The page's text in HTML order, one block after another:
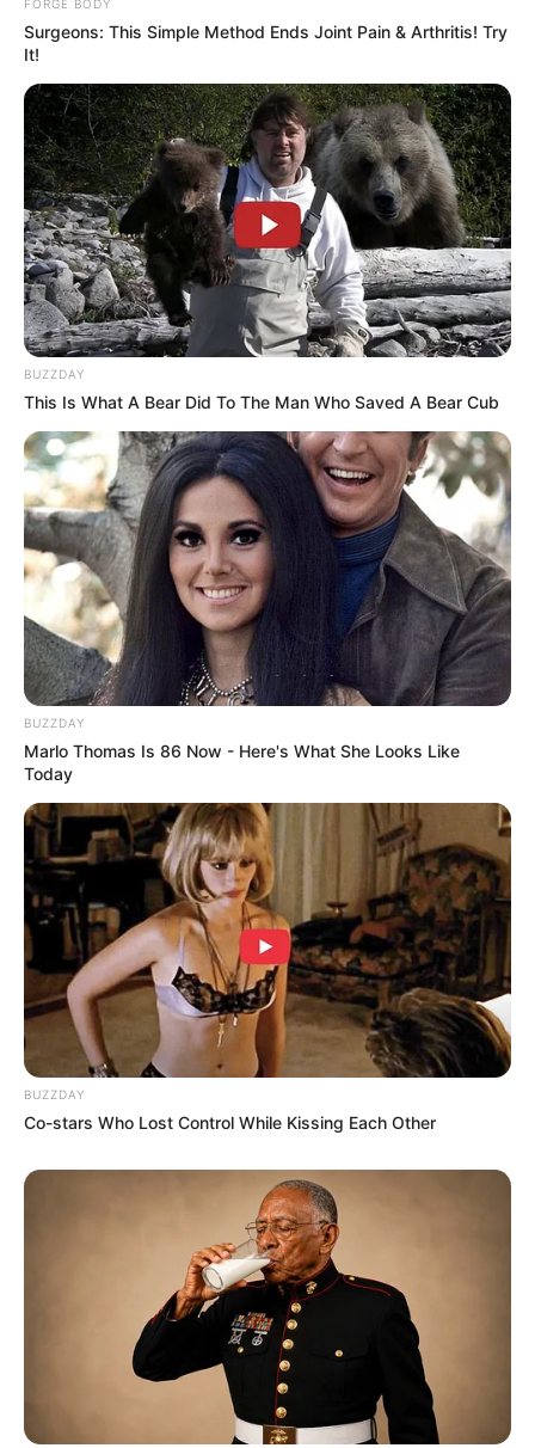
ราศีกันย์ (16 กันยายน – 16 ตุลาคม)
หอมกรุ่นไปด้วยความรัก ความคิดถึง คนโสดได้ปิ้งคน
ถูกใจโดยบังเอิญ แถมช่วงนี้มักจะเสน่ห์แรง คนอายุน้อย
กว่าหลงกันน่าดู ดวงความรักคนมีคู่ผีเข้าผีออก กลางวันดี
ตอนเย็นมาทะเลาะกันอีกแล้ว คนโสดมีอุปสรรคก็ตรงที่ไป
แอบชอบ แอบกิ๊กกับคนมีเจ้าของ ปลายเดือนแม้จะมีเห
งาๆ ไปบ้าง แต่ก็ไม่นาน คนโสดมีเข้ามาให้เลือก ถึงจะมี
โดนใจบ้าง ถ้ามีคนรักแล้วไม่ค่อยมีเวลาให้กัน นอกลู่นอก
ทางไปบ้าง แต่สุดท้ายก็กลับมาตายรัง
ราศีตุลย์ (17 ตุลาคม – 15 พฤศจิกายน)
ความรักเบ่งบาน เอาใจใส่กันและกัน มีความสุข คนโสดได้
เจอคนถูกใจโดยบังเอิญ ให้รวบรวมความกล้าสานต่อความ
สัมพันธ์ทันที คนโสดต้องเดินทางบ่อยๆ ถึงจะพบรัก
ปลายเดือนดวงความรักโดดเด่น คนมีคู่หวานชื่น เป็นที่รัก
ของคนรอบข้าง ได้เพื่อน ได้มิตรภาพเพิ่มขึ้น คนยังไม่มีคู่
ได้เจออะไรดีๆ แน่นอน
ราศีพิจิก (16 พฤศจิกายน – 14 ธันวาคม)
ความรักถ้าแอบชอบใครอยู่ ความสัมพันธ์รุดหน้า คนโสด
ต้องออกนอกเส้นทางบ้าง จะได้เจออัศวินม้าขาว ส่วนถ้ามี
คู่แล้วชวนกันเดินทางไปเที่ยวพักผ่อน มีความสุขสุดๆ ใคร
ทียังโสดมีคนตามมาจีบ แต่ส่วนใหญ่ยังสนุกไปวันๆ ไม่
จริงจัง ปลายเดือนความรักมักมาแบบรวดเร็ว ร้อนแรง
แต่รวดเดียวจบ คุณผู้หญิงทั้งหลายต้องระวัง มีโอกาสถูก
หลอกเอาดื้อๆ คุณที่มีคนรักแล้วอาจนอกลู่นอกทางไปบ้าง
มีปากเสียงจุกจิก แต่สุดท้ายก็แฮปปี้
ราศีธนู (15 ธันวาคม – 13 มกราคม)
ความรักสองจิตสามใจ มีคนมาทำให้สับสน ช่วงนี้ต้องหนัก
แน่น รักจะได้หวานไปนานๆ คนโสดยิ้มออก มีคนมารุม
ล้อม ช่วงนี้สวยหล่อเลือกได้สบายๆ ดวงความรักสำหรับคน
โสด หมั่นตื้อหมั่นจีบ คนที่เล็งเอาไว้ไม่ไปไหนแน่ ส่วนถ้ามี
แฟนแล้ว มีเรื่องจุกจิกให้มีปากเสียงกันเป็นประจำ ให้มอง
โลกในแง่ดี สิ่งดีๆ ที่เคยทำให้กัน จะช่วยรักษาให้รักยืนยาว
FORGE BODY
Surgeons: This Simple Method Ends Joint Pain & Arthritis! Try
It!
BUZZDAY
This Is What A Bear Did To The Man Who Saved A Bear Cub
BUZZDAY
Marlo Thomas Is 86 Now - Here's What She Looks Like
Today
BUZZDAY
Co-stars Who Lost Control While Kissing Each Other